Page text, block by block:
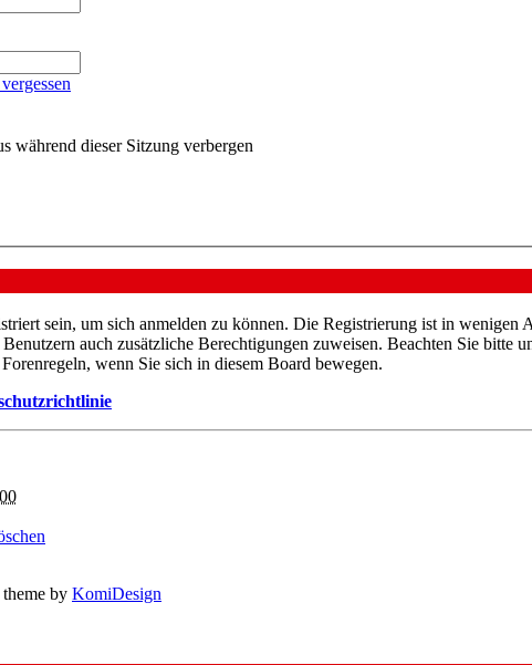
während dieser Sitzung verbergen
sein, um sich anmelden zu können. Die Registrierung ist in
auch zusätzliche Berechtigungen zuweisen. Beachten Sie
wenn Sie sich in diesem Board bewegen.
by KomiDesign